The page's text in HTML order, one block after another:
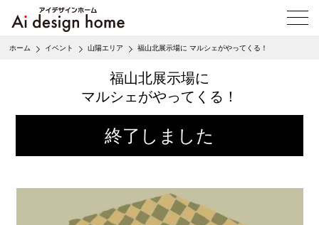
メ
ニ
ホーム イベント 山陽エリア 福山北展示場に マルシェがやってくる！
福山北展示場に
マルシェがやってくる！